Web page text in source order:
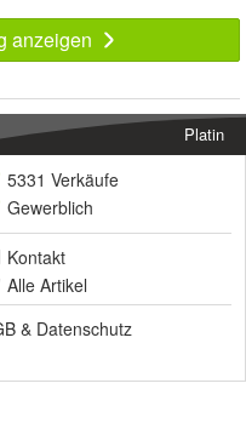
anzeigen
Platin
5331 Verkäufe
Gewerblich
Kontakt
Alle Artikel
& Datenschutz